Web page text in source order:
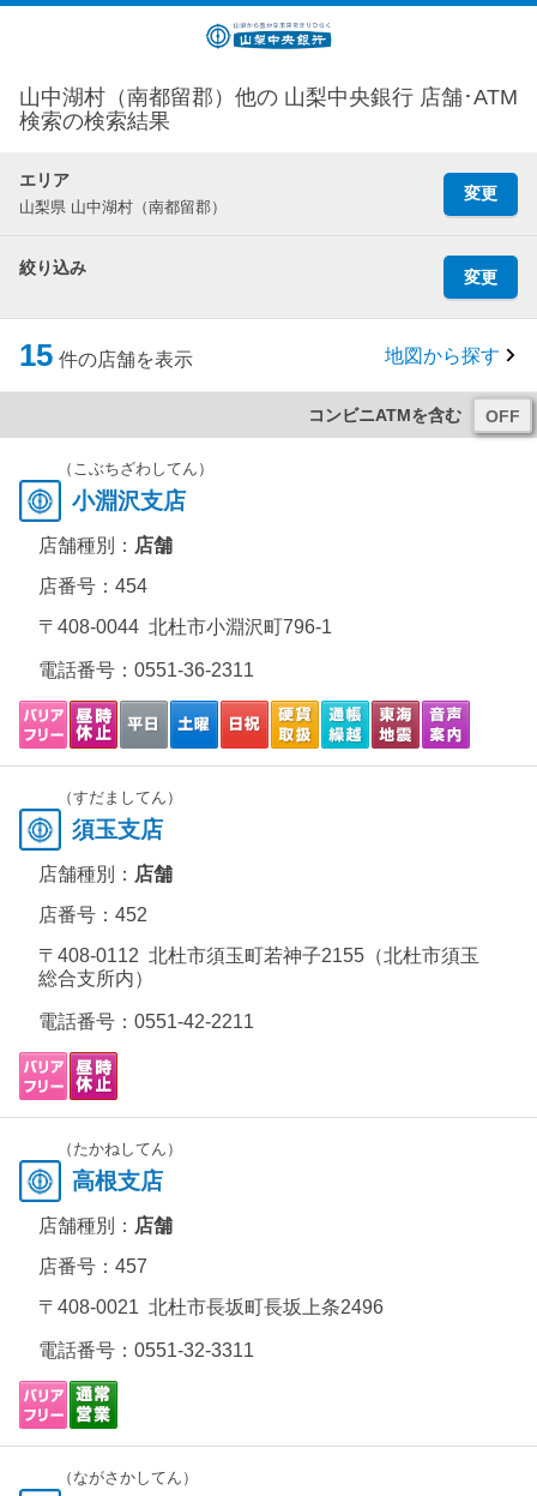
山中湖村（南都留郡）他の 山梨中央銀行 店舗･ATM
検索の検索結果
エリア
山梨県 山中湖村（南都留郡）
変更
絞り込み 変更
15 件の店舗を表示 地図から探す
コンビニATMを含む
（こぶちざわしてん）
小淵沢支店
店舗種別： 店舗
店番号：454
〒408-0044 北杜市小淵沢町796-1
電話番号： 0551-36-2311
（すだましてん）
須玉支店
店舗種別： 店舗
店番号：452
〒408-0112 北杜市須玉町若神子2155（北杜市須玉
総合支所内）
電話番号： 0551-42-2211
（たかねしてん）
高根支店
店舗種別： 店舗
店番号：457
〒408-0021 北杜市長坂町長坂上条2496
電話番号： 0551-32-3311
（ながさかしてん）